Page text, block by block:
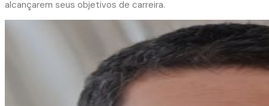
alcançarem seus objetivos de carreira.